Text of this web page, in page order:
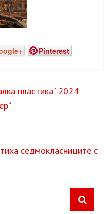
Pinterest
пластика“ 2024
седмокласниците с